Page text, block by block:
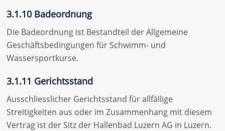
3.1.10 Badeordnung
Die Badeordnung ist Bestandteil der Allgemeine
Geschäftsbedingungen für Schwimm- und
Wassersportkurse.
3.1.11 Gerichtsstand
Ausschliesslicher Gerichtsstand für allfällige
Streitigkeiten aus oder im Zusammenhang mit diesem
Vertrag ist der Sitz der Hallenbad Luzern AG in Luzern.